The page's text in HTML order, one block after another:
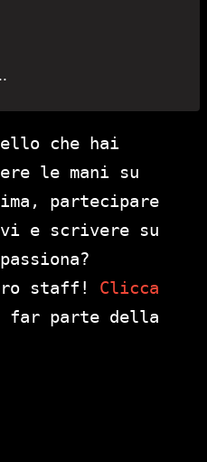
che hai
le mani su
partecipare
e scrivere su
staff! Clicca
far parte della